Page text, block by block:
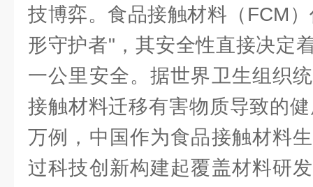
技博弈。食品接触材料（FCM
形守护者"，其安全性直接决定
一公里安全。据世界卫生组织
接触材料迁移有害物质导致的
万例，中国作为食品接触材料
过科技创新构建起覆盖材料研